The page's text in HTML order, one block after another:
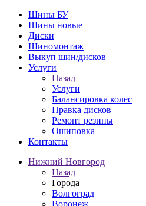
Шины БУ
Шины новые
Диски
Шиномонтаж
Выкуп шин/дисков
Услуги
Назад
Услуги
Балансировка колес
Правка дисков
Ремонт резины
Ошиповка
Контакты
Нижний Новгород
Назад
Города
Волгоград
Воронеж